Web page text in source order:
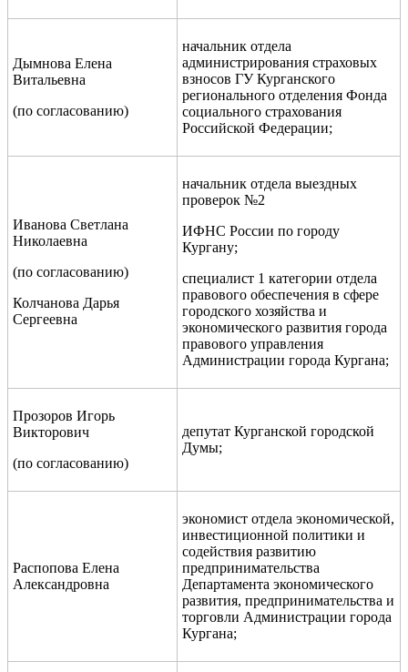
Дымнова Елена
Витальевна
(по согласованию)
начальник отдела
администрирования страховых
взносов ГУ Курганского
регионального отделения Фонда
социального страхования
Российской Федерации;
Иванова Светлана
Николаевна
(по согласованию)
Колчанова Дарья
Сергеевна
начальник отдела выездных
проверок №2
ИФНС России по городу
Кургану;
специалист 1 категории отдела
правового обеспечения в сфере
городского хозяйства и
экономического развития города
правового управления
Администрации города Кургана;
Прозоров Игорь
Викторович
(по согласованию)
депутат Курганской городской
Думы;
Распопова Елена
Александровна
экономист отдела экономической,
инвестиционной политики и
содействия развитию
предпринимательства
Департамента экономического
развития, предпринимательства и
торговли Администрации города
Кургана;